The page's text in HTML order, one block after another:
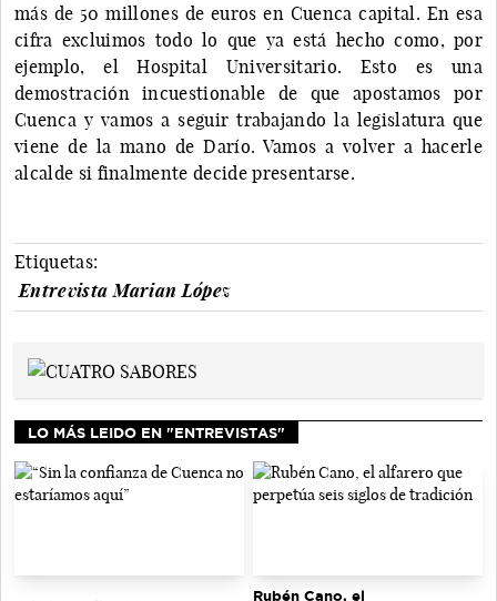
más de 50 millones de euros en Cuenca capital. En esa
cifra excluimos todo lo que ya está hecho como, por
ejemplo, el Hospital Universitario. Esto es una
demostración incuestionable de que apostamos por
Cuenca y vamos a seguir trabajando la legislatura que
viene de la mano de Darío. Vamos a volver a hacerle
alcalde si finalmente decide presentarse.
Etiquetas:
Entrevista Marian López
LO MÁS LEIDO EN "ENTREVISTAS"
Rubén Cano, el